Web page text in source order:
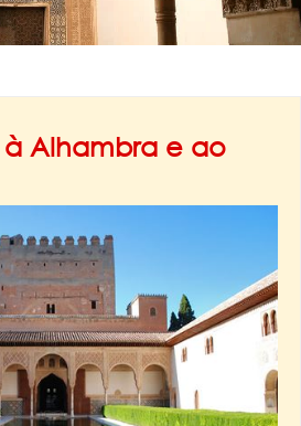
Alhambra e ao